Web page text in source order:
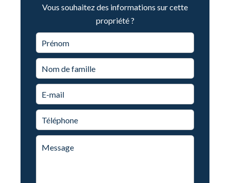
Vous souhaitez des informations sur cette
propriété ?